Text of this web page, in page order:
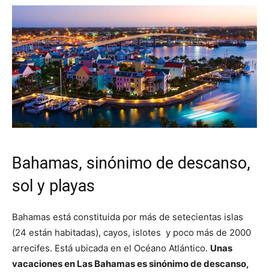
Bahamas, sinónimo de descanso,
sol y playas
Bahamas está constituida por más de setecientas islas
(24 están habitadas), cayos, islotes y poco más de 2000
arrecifes. Está ubicada en el Océano Atlántico. Unas
vacaciones en Las Bahamas es sinónimo de descanso,